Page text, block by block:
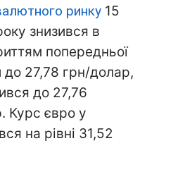
ринку 15
знизився в
попередньої
до 27,78 грн/долар,
до 27,76
Курс євро у
на рівні 31,52